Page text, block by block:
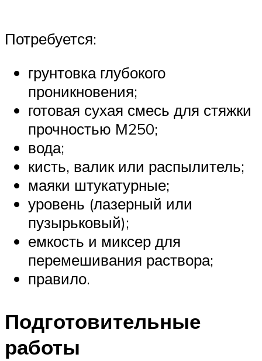
Потребуется:
грунтовка глубокого
проникновения;
готовая сухая смесь для стяжки
прочностью М250;
вода;
кисть, валик или распылитель;
маяки штукатурные;
уровень (лазерный или
пузырьковый);
емкость и миксер для
перемешивания раствора;
правило.
Подготовительные
работы